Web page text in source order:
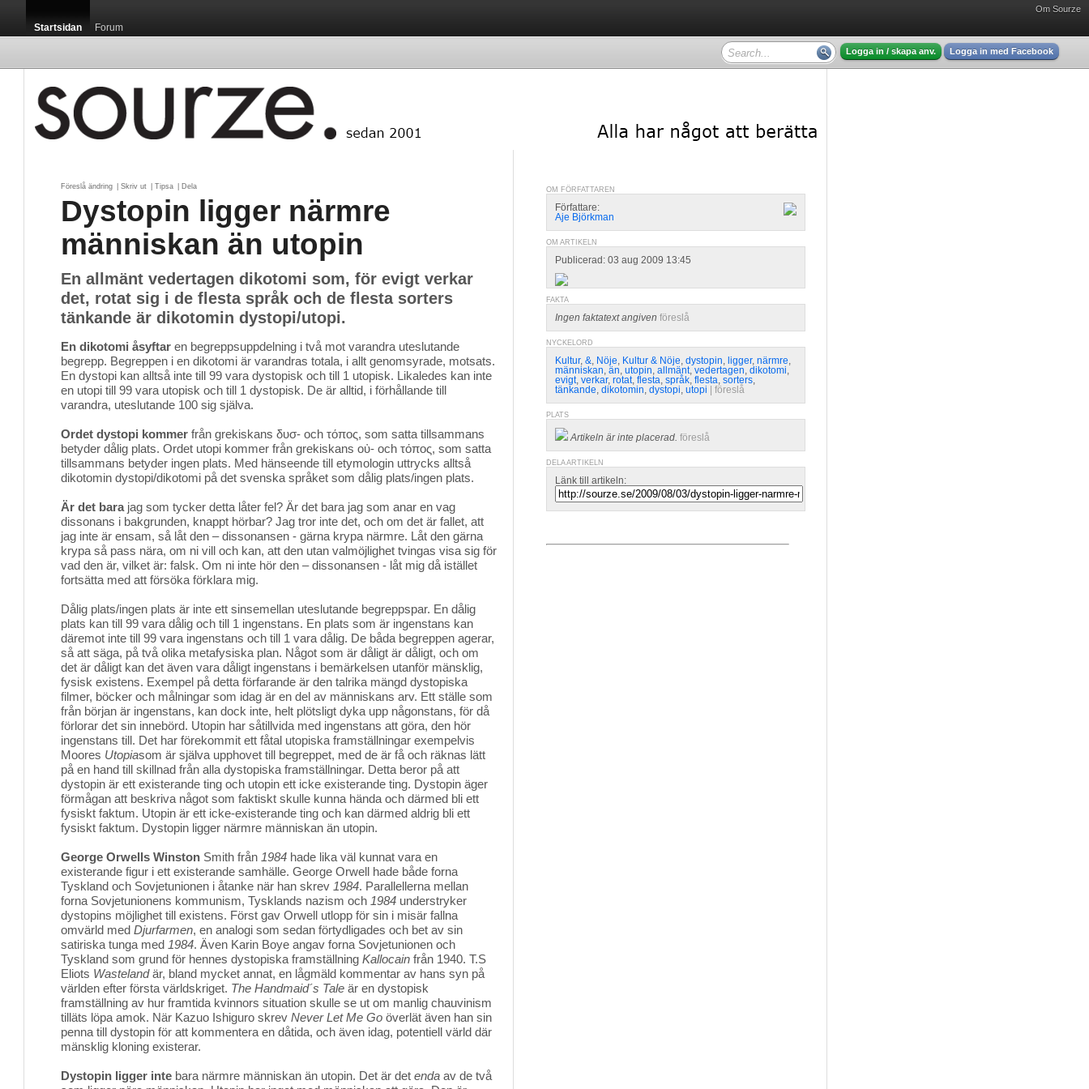
Om Sourze
Startsidan Forum
Logga in / skapa anv. Logga in med Facebook
Föreslå ändring Skriv ut Tipsa Dela
Dystopin ligger närmre
människan än utopin
En allmänt vedertagen dikotomi som, för evigt verkar
det, rotat sig i de flesta språk och de flesta sorters
tänkande är dikotomin dystopi/utopi.
En dikotomi åsyftar en begreppsuppdelning i två mot varandra uteslutande
begrepp. Begreppen i en dikotomi är varandras totala, i allt genomsyrade, motsats.
En dystopi kan alltså inte till 99 vara dystopisk och till 1 utopisk. Likaledes kan inte
en utopi till 99 vara utopisk och till 1 dystopisk. De är alltid, i förhållande till
varandra, uteslutande 100 sig själva.
Ordet dystopi kommer från grekiskans δυσ- och τόπος, som satta tillsammans
betyder dålig plats. Ordet utopi kommer från grekiskans οὐ- och τόπος, som satta
tillsammans betyder ingen plats. Med hänseende till etymologin uttrycks alltså
dikotomin dystopi/dikotomi på det svenska språket som dålig plats/ingen plats.
Är det barajag som tycker detta låter fel? Är det bara jag som anar en vag
dissonans i bakgrunden, knappt hörbar? Jag tror inte det, och om det är fallet, att
jag inte är ensam, så låt den – dissonansen - gärna krypa närmre. Låt den gärna
krypa så pass nära, om ni vill och kan, att den utan valmöjlighet tvingas visa sig för
vad den är, vilket är: falsk. Om ni inte hör den – dissonansen - låt mig då istället
fortsätta med att försöka förklara mig.
Dålig plats/ingen plats är inte ett sinsemellan uteslutande begreppspar. En dålig
plats kan till 99 vara dålig och till 1 ingenstans. En plats som är ingenstans kan
däremot inte till 99 vara ingenstans och till 1 vara dålig. De båda begreppen agerar,
så att säga, på två olika metafysiska plan. Något som är dåligt är dåligt, och om
det är dåligt kan det även vara dåligt ingenstans i bemärkelsen utanför mänsklig,
fysisk existens. Exempel på detta förfarande är den talrika mängd dystopiska
filmer, böcker och målningar som idag är en del av människans arv. Ett ställe som
från början är ingenstans, kan dock inte, helt plötsligt dyka upp någonstans, för då
förlorar det sin innebörd. Utopin har såtillvida med ingenstans att göra, den hör
ingenstans till. Det har förekommit ett fåtal utopiska framställningar exempelvis
Moores Utopiasom är själva upphovet till begreppet, med de är få och räknas lätt
på en hand till skillnad från alla dystopiska framställningar. Detta beror på att
dystopin är ett existerande ting och utopin ett icke existerande ting. Dystopin äger
förmågan att beskriva något som faktiskt skulle kunna hända och därmed bli ett
fysiskt faktum. Utopin är ett icke-existerande ting och kan därmed aldrig bli ett
fysiskt faktum. Dystopin ligger närmre människan än utopin.
George Orwells Winston Smith från 1984 hade lika väl kunnat vara en
existerande figur i ett existerande samhälle. George Orwell hade både forna
Tyskland och Sovjetunionen i åtanke när han skrev 1984. Parallellerna mellan
forna Sovjetunionens kommunism, Tysklands nazism och 1984 understryker
dystopins möjlighet till existens. Först gav Orwell utlopp för sin i misär fallna
omvärld med Djurfarmen, en analogi som sedan förtydligades och bet av sin
satiriska tunga med 1984. Även Karin Boye angav forna Sovjetunionen och
Tyskland som grund för hennes dystopiska framställning Kallocain från 1940. T.S
Eliots Wastelandär, bland mycket annat, en lågmäld kommentar av hans syn på
världen efter första världskriget. The Handmaid´s Tale är en dystopisk
framställning av hur framtida kvinnors situation skulle se ut om manlig chauvinism
tilläts löpa amok. När Kazuo Ishiguro skrev Never Let Me Go överlät även han sin
penna till dystopin för att kommentera en dåtida, och även idag, potentiell värld där
mänsklig kloning existerar.
Dystopin ligger inte bara närmre människan än utopin. Det är det enda av de två
OM FÖRFATTAREN
Författare:
Aje Björkman
OM ARTIKELN
Publicerad: 03 aug 2009 13:45
FAKTA
Ingen faktatext angiven föreslå
NYCKELORD
Kultur, &, Nöje, Kultur & Nöje, dystopin, ligger, närmre,
människan, än, utopin, allmänt, vedertagen, dikotomi,
evigt, verkar, rotat, flesta, språk, flesta, sorters,
tänkande, dikotomin, dystopi, utopi föreslå
PLATS
Artikeln är inte placerad. föreslå
DELA ARTIKELN
Länk till artikeln: